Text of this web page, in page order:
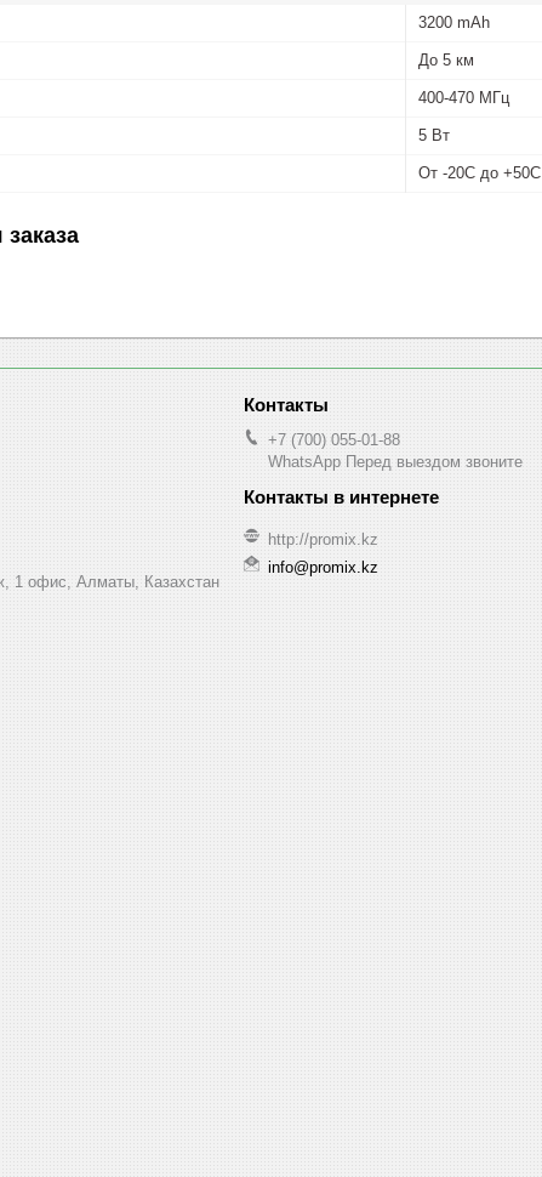
3200 mAh
До 5 км
400-470 МГц
5 Вт
От -20C до +50С
1 офис, Алматы, Казахстан
+7 (700) 055-01-88
WhatsApp Перед выездом звоните
http://promix.kz
info@promix.kz